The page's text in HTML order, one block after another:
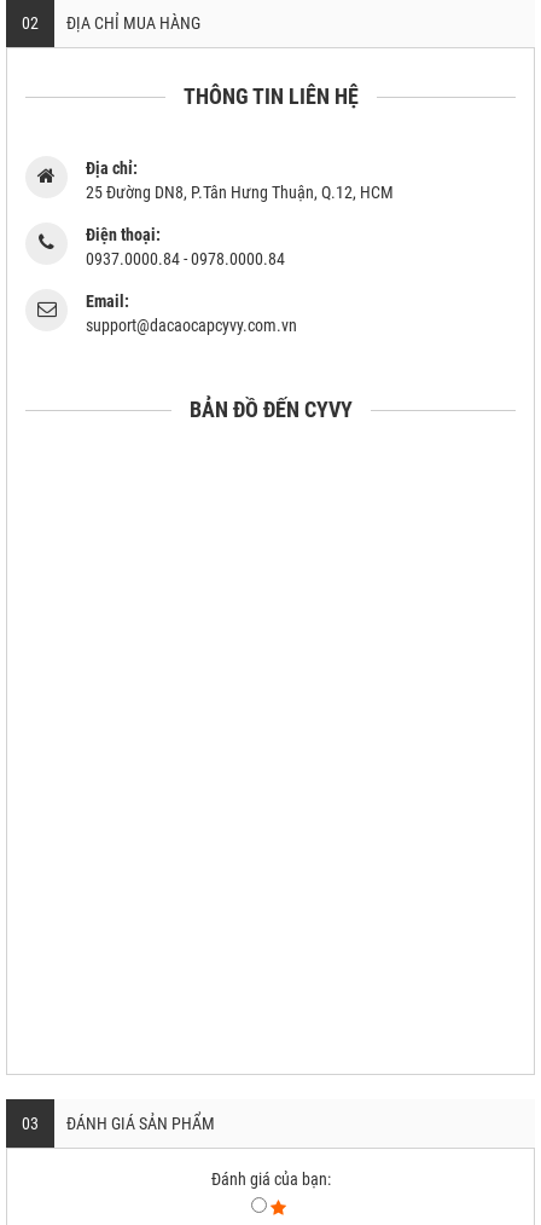
02 ĐỊA CHỈ MUA HÀNG
THÔNG TIN LIÊN HỆ
Địa chỉ:
25 Đường DN8, P.Tân Hưng Thuận, Q.12, HCM
Điện thoại:
0937.0000.84 - 0978.0000.84
Email:
support@dacaocapcyvy.com.vn
BẢN ĐỒ ĐẾN CYVY
03 ĐÁNH GIÁ SẢN PHẨM
Đánh giá của bạn: